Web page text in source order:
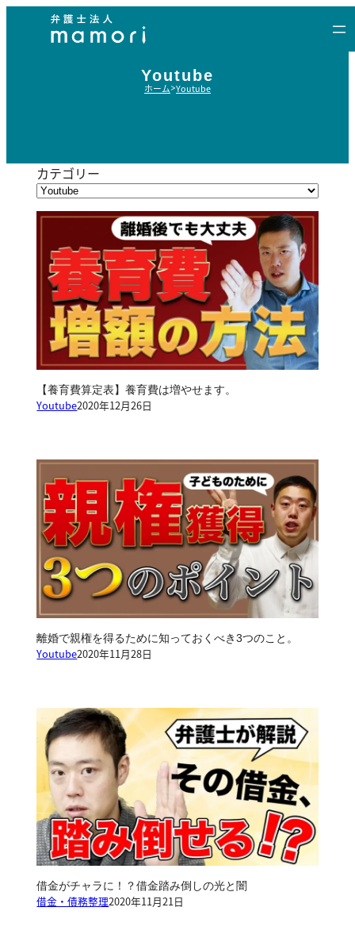
Youtube
ホーム Youtube
カテゴリー
【養育費算定表】養育費は増やせます。
Youtube2020年12月26日
離婚で親権を得るために知っておくべき3つのこと。
Youtube2020年11月28日
借金がチャラに！？借金踏み倒しの光と闇
借金・債務整理2020年11月21日